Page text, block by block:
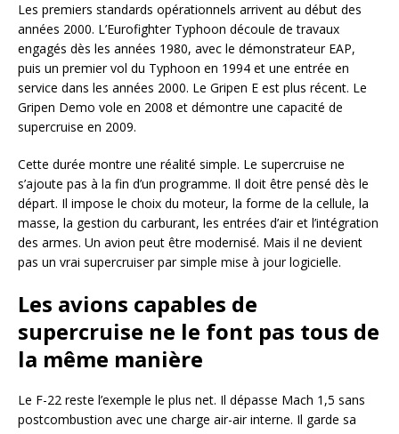
Les premiers standards opérationnels arrivent au début des
années 2000. L’Eurofighter Typhoon découle de travaux
engagés dès les années 1980, avec le démonstrateur EAP,
puis un premier vol du Typhoon en 1994 et une entrée en
service dans les années 2000. Le Gripen E est plus récent. Le
Gripen Demo vole en 2008 et démontre une capacité de
supercruise en 2009.
Cette durée montre une réalité simple. Le supercruise ne
s’ajoute pas à la fin d’un programme. Il doit être pensé dès le
départ. Il impose le choix du moteur, la forme de la cellule, la
masse, la gestion du carburant, les entrées d’air et l’intégration
des armes. Un avion peut être modernisé. Mais il ne devient
pas un vrai supercruiser par simple mise à jour logicielle.
Les avions capables de
supercruise ne le font pas tous de
la même manière
Le F-22 reste l’exemple le plus net. Il dépasse Mach 1,5 sans
postcombustion avec une charge air-air interne. Il garde sa